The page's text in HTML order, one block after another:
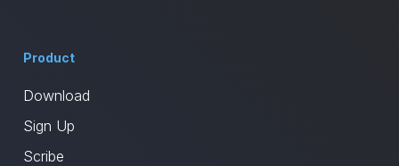
Product
Download
Sign Up
Scribe